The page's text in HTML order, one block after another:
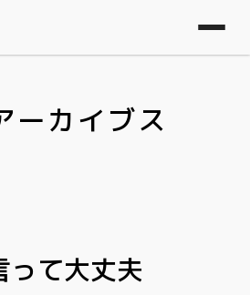
ーカイブス
って大丈夫